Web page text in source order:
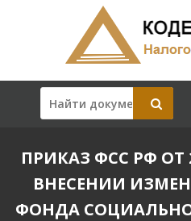
ПРИКАЗ ФСС РФ ОТ
ВНЕСЕНИИ
ФОНДА